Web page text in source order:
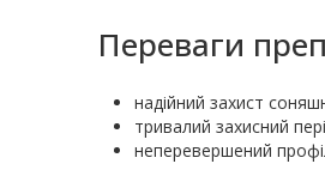
Переваги
надійний захист
тривалий захисний
неперевершений